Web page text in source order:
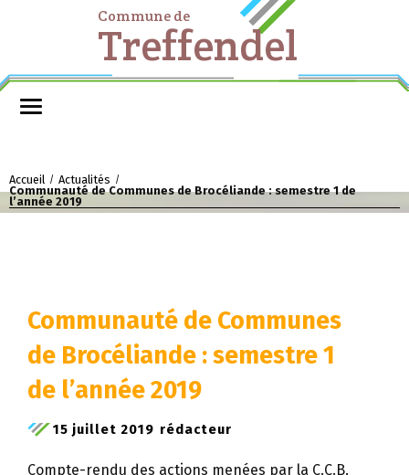
Commune de
Treffendel
Accueil / Actualités /
Communauté de Communes de Brocéliande : semestre 1 de
l’année 2019
Communauté de Communes
de Brocéliande : semestre 1
de l’année 2019
15 juillet 2019 rédacteur
Compte-rendu des actions menées par la C.C.B.